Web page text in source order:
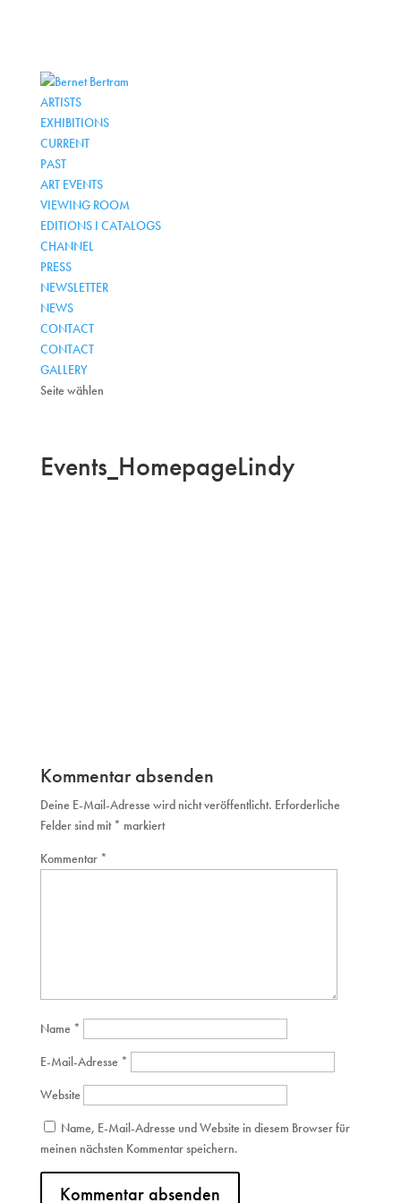
ARTISTS
EXHIBITIONS
CURRENT
PAST
ART EVENTS
VIEWING ROOM
EDITIONS I CATALOGS
CHANNEL
PRESS
NEWSLETTER
NEWS
CONTACT
CONTACT
GALLERY
Seite wählen
Events_HomepageLindy
Kommentar absenden
Deine E-Mail-Adresse wird nicht veröffentlicht. Erforderliche
Felder sind mit* markiert
Kommentar *
Name *
E-Mail-Adresse *
Website
Name, E-Mail-Adresse und Website in diesem Browser für
meinen nächsten Kommentar speichern.